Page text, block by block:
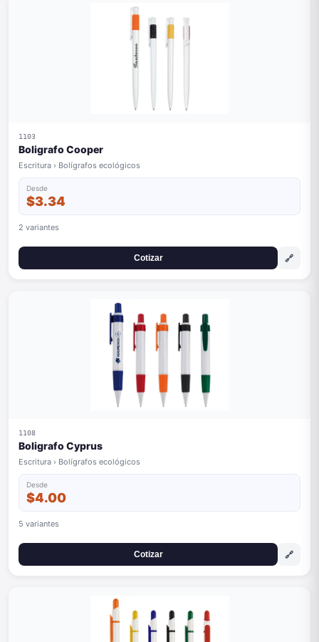
1103
Boligrafo Cooper
Escritura › Bolígrafos ecológicos
Desde
$3.34
2 variantes
Cotizar 🔗
1108
Boligrafo Cyprus
Escritura › Bolígrafos ecológicos
Desde
$4.00
5 variantes
Cotizar 🔗